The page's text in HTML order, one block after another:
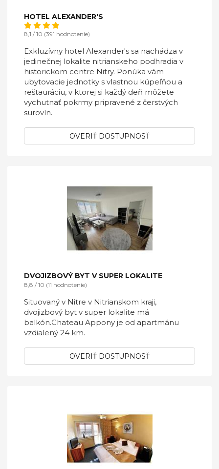
HOTEL ALEXANDER'S
8,1 / 10 (391 hodnotenie)
Exkluzívny hotel Alexander's sa nachádza v
jedinečnej lokalite nitrianskeho podhradia v
historickom centre Nitry. Ponúka vám
ubytovacie jednotky s vlastnou kúpeľňou a
reštauráciu, v ktorej si každý deň môžete
vychutnať pokrmy pripravené z čerstvých
surovín.
OVERIŤ DOSTUPNOSŤ
DVOJIZBOVÝ BYT V SUPER LOKALITE
8,8 / 10 (11 hodnotenie)
Situovaný v Nitre v Nitrianskom kraji,
dvojizbový byt v super lokalite má
balkón.Chateau Appony je od apartmánu
vzdialený 24 km.
OVERIŤ DOSTUPNOSŤ